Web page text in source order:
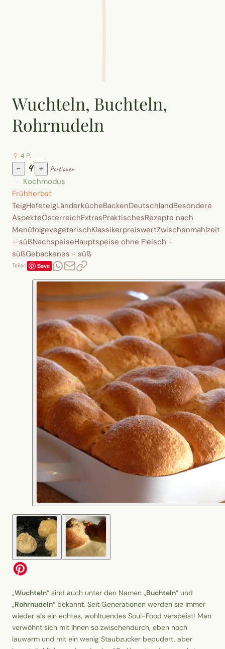
Wuchteln, Buchteln,
Rohrnudeln
4 P.
− 4 + Portionen
Kochmodus
Frühherbst
TeigHefeteigLänderkücheBackenDeutschlandBesondere
AspekteÖsterreichExtrasPraktischesRezepte nach
MenüfolgevegetarischKlassikerpreiswertZwischenmahlzeit
– süßNachspeiseHauptspeise ohne Fleisch -
süßGebackenes - süß
Teilen Save
„Wuchteln“ sind auch unter den Namen „Buchteln“ und
„Rohrnudeln“ bekannt. Seit Generationen werden sie immer
wieder als ein echtes, wohltuendes Soul-Food verspeist! Man
verwöhnt sich mit ihnen so zwischendurch, eben noch
lauwarm und mit ein wenig Staubzucker bepudert, aber